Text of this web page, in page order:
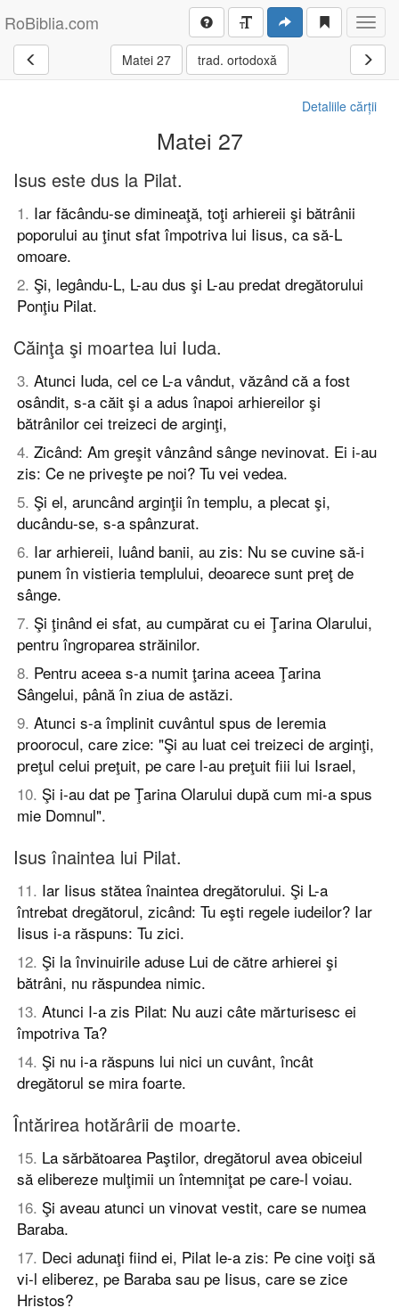
RoBiblia.com
Matei 27 trad. ortodoxă
Detaliile cărții
Matei 27
Isus este dus la Pilat.
1. Iar făcându-se dimineaţă, toţi arhiereii şi bătrânii
poporului au ţinut sfat împotriva lui Iisus, ca să-L
omoare.
2. Şi, legându-L, L-au dus şi L-au predat dregătorului
Ponţiu Pilat.
Căinţa şi moartea lui Iuda.
3. Atunci Iuda, cel ce L-a vândut, văzând că a fost
osândit, s-a căit şi a adus înapoi arhiereilor şi
bătrânilor cei treizeci de arginţi,
4. Zicând: Am greşit vânzând sânge nevinovat. Ei i-au
zis: Ce ne priveşte pe noi? Tu vei vedea.
5. Şi el, aruncând arginţii în templu, a plecat şi,
ducându-se, s-a spânzurat.
6. Iar arhiereii, luând banii, au zis: Nu se cuvine să-i
punem în vistieria templului, deoarece sunt preţ de
sânge.
7. Şi ţinând ei sfat, au cumpărat cu ei Ţarina Olarului,
pentru îngroparea străinilor.
8. Pentru aceea s-a numit ţarina aceea Ţarina
Sângelui, până în ziua de astăzi.
9. Atunci s-a împlinit cuvântul spus de Ieremia
proorocul, care zice: "Şi au luat cei treizeci de arginţi,
preţul celui preţuit, pe care l-au preţuit fiii lui Israel,
10. Şi i-au dat pe Ţarina Olarului după cum mi-a spus
mie Domnul".
Isus înaintea lui Pilat.
11. Iar Iisus stătea înaintea dregătorului. Şi L-a
întrebat dregătorul, zicând: Tu eşti regele iudeilor? Iar
Iisus i-a răspuns: Tu zici.
12. Şi la învinuirile aduse Lui de către arhierei şi
bătrâni, nu răspundea nimic.
13. Atunci I-a zis Pilat: Nu auzi câte mărturisesc ei
împotriva Ta?
14. Şi nu i-a răspuns lui nici un cuvânt, încât
dregătorul se mira foarte.
Întărirea hotărârii de moarte.
15. La sărbătoarea Paştilor, dregătorul avea obiceiul
să elibereze mulţimii un întemniţat pe care-l voiau.
16. Şi aveau atunci un vinovat vestit, care se numea
Baraba.
17. Deci adunaţi fiind ei, Pilat le-a zis: Pe cine voiţi să
vi-l eliberez, pe Baraba sau pe Iisus, care se zice
Hristos?